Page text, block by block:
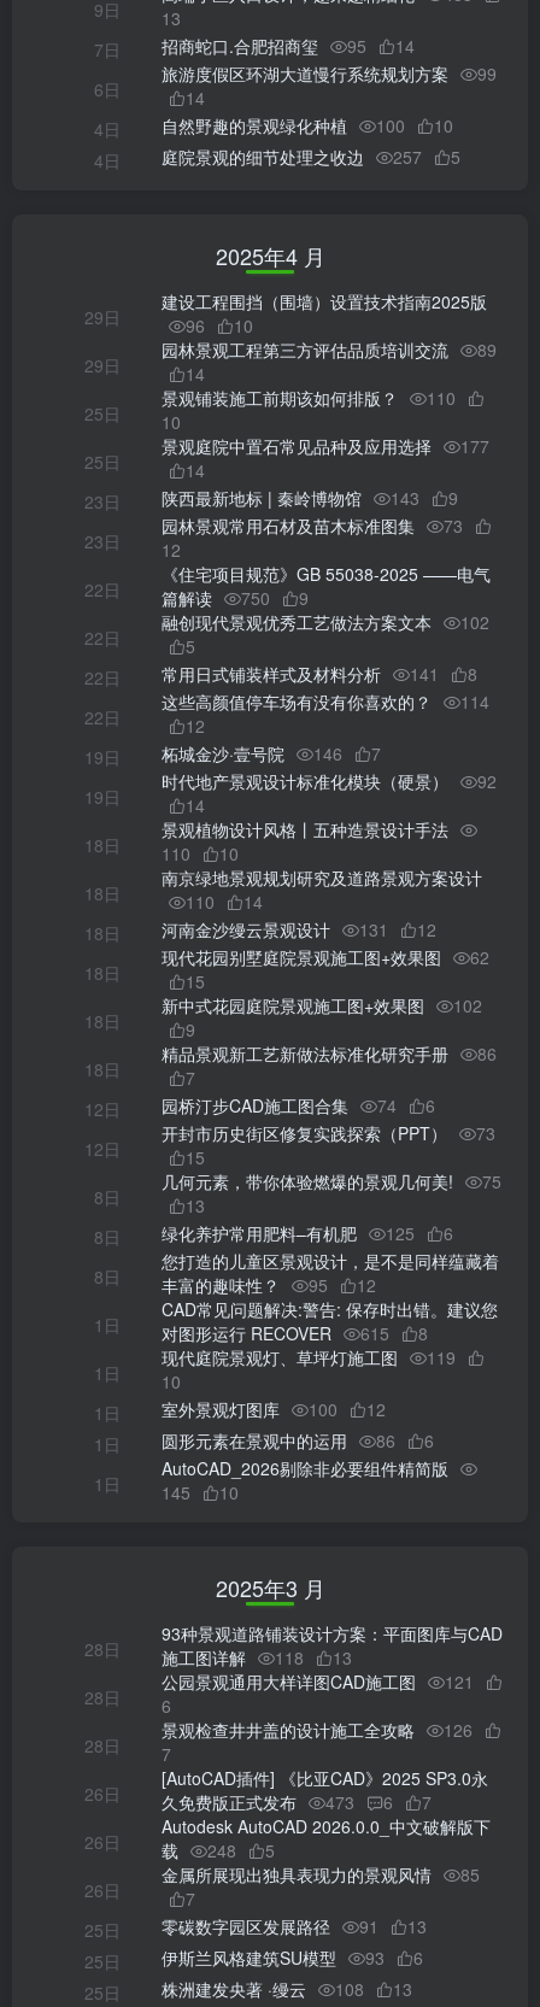
9日
13
7日
招商蛇口.合肥招商玺 95
14
6日
旅游度假区环湖大道慢行系统规划方案
99
14
4日
自然野趣的景观绿化种植 100
10
4日
庭院景观的细节处理之收边 257 5
2025年4 月
29日
建设工程围挡（围墙）设置技术指南2025版
96
10
29日
园林景观工程第三方评估品质培训交流
89
14
25日
景观铺装施工前期该如何排版？
110
10
25日
景观庭院中置石常见品种及应用选择
177
14
23日
陕西最新地标 | 秦岭博物馆 143
9
23日
园林景观常用石材及苗木标准图集
73
12
22日
《住宅项目规范》GB 55038-2025 ——电气
篇解读
750
9
22日
融创现代景观优秀工艺做法方案文本
102
5
22日
常用日式铺装样式及材料分析 141
8
22日
这些高颜值停车场有没有你喜欢的？
114
12
19日
柘城金沙·壹号院 146
7
19日
时代地产景观设计标准化模块（硬景）
92
14
18日
景观植物设计风格丨五种造景设计手法
110
10
18日
南京绿地景观规划研究及道路景观方案设计
110
14
18日
河南金沙缦云景观设计 131
12
18日
现代花园别墅庭院景观施工图+效果图
62
15
18日
新中式花园庭院景观施工图+效果图
102
9
18日
精品景观新工艺新做法标准化研究手册
86
7
12日
园桥汀步CAD施工图合集 74
6
12日
开封市历史街区修复实践探索（PPT）
73
15
8日
几何元素，带你体验燃爆的景观几何美!
75
13
8日
绿化养护常用肥料–有机肥 125
6
8日
您打造的儿童区景观设计，是不是同样蕴藏着
丰富的趣味性？
95
12
1日
CAD常见问题解决:警告: 保存时出错。建议您
对图形运行 RECOVER
615
8
1日
现代庭院景观灯、草坪灯施工图
119
10
1日
室外景观灯图库 100
12
1日
圆形元素在景观中的运用 86
6
1日
AutoCAD_2026剔除非必要组件精简版
145
10
2025年3 月
28日
93种景观道路铺装设计方案：平面图库与CAD
施工图详解
118
13
28日
公园景观通用大样详图CAD施工图
121
6
28日
景观检查井井盖的设计施工全攻略
126
7
26日
[AutoCAD插件] 《比亚CAD》2025 SP3.0永
久免费版正式发布
473 6
7
26日
Autodesk AutoCAD 2026.0.0_中文破解版下
载
248
5
26日
金属所展现出独具表现力的景观风情
85
7
25日
零碳数字园区发展路径 91
13
25日
伊斯兰风格建筑SU模型 93
6
25日
株洲建发央著 ·缦云 108
13